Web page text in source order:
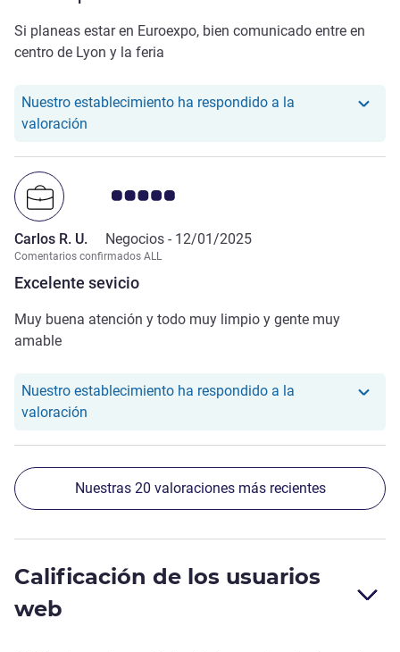
Si planeas estar en Euroexpo, bien comunicado entre en
centro de Lyon y la feria
Nuestro establecimiento ha respondido a la
valoración
Excelente sevicio
Nota de clientes de Avis 5.0/5
Carlos R. U. Negocios - 12/01/2025
Comentarios confirmados ALL
Muy buena atención y todo muy limpio y gente muy
amable
Nuestro establecimiento ha respondido a la
valoración
Nuestras 20 valoraciones más recientes
Calificación de los usuarios
web